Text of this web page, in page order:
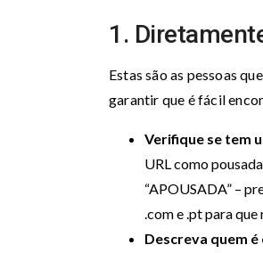
1.
Estas são as pessoas
garantir que é fácil
Verifique se tem
URL como
“APOUSADA” –
.com e .pt para
Descreva quem